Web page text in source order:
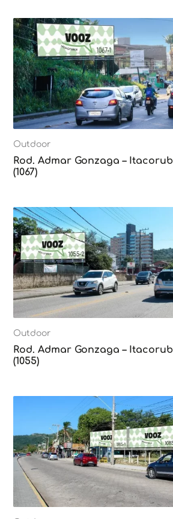
Outdoor
Rod. Admar Gonzaga –
(1067)
Outdoor
Rod. Admar Gonzaga –
(1055)